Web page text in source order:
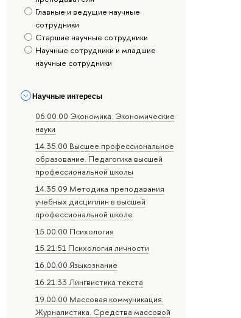
Главные и ведущие научные
сотрудники
Старшие научные сотрудники
Научные сотрудники и младшие
научные сотрудники
Научные интересы
06.00.00 Экономика. Экономические
науки
14.35.00 Высшее профессиональное
образование. Педагогика высшей
профессиональной школы
14.35.09 Методика преподавания
учебных дисциплин в высшей
профессиональной школе
15.00.00 Психология
15.21.51 Психология личности
16.00.00 Языкознание
16.21.33 Лингвистика текста
19.00.00 Массовая коммуникация.
Журналистика. Средства массовой